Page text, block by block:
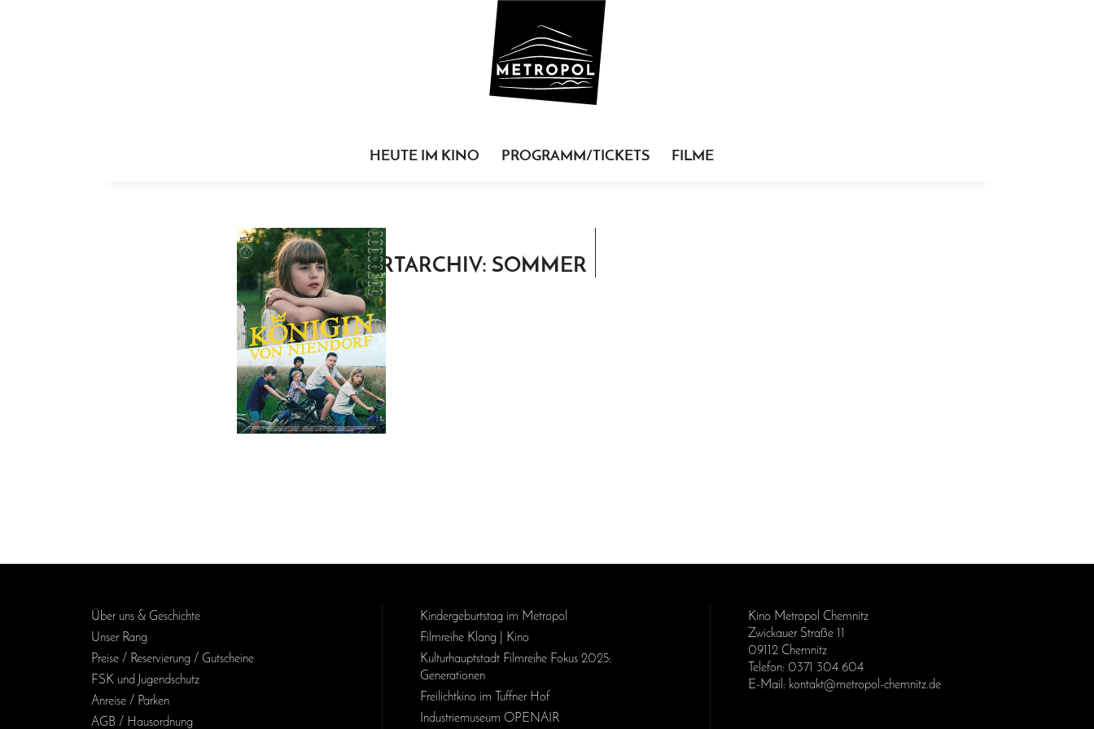
HEUTE IM KINO PROGRAMM/TICKETS FILME
SCHLAGWORTARCHIV: SOMMER
Über uns & Geschichte
Unser Rang
Preise / Reservierung / Gutscheine
FSK und Jugendschutz
Anreise / Parken
AGB / Haus­ordnung
Kinder­geburts­tag im Metropol
Filmreihe Klang | Kino
Kulturhauptstadt Filmreihe Fokus 2025:
Generationen
Freilichtkino im Tuffner Hof
Industriemuseum OPENAIR
Kino Metropol Chemnitz
Zwickauer Straße 11
09112 Chemnitz
Telefon: 0371 304 604
E-Mail: kontakt@metropol-chemnitz.de